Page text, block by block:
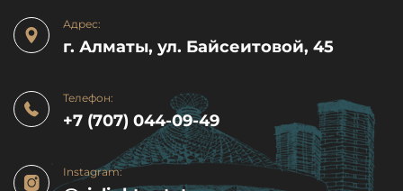
Адрес:
г. Алматы, ул. Байсеитовой, 45
Телефон:
+7 (707) 044-09-49
Instagram: